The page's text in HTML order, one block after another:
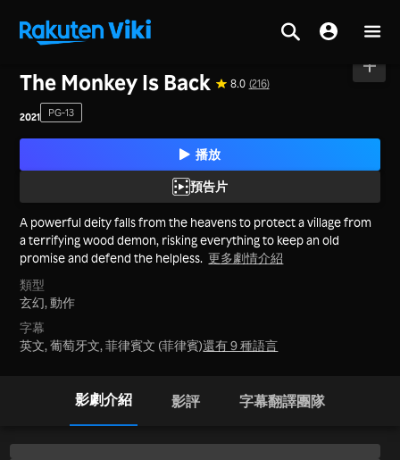
The Monkey Is Back 8.0 (216)
2021 PG-13
播放
預告片
A powerful deity falls from the heavens to protect a village from
a terrifying wood demon, risking everything to keep an old
promise and defend the helpless. 更多劇情介紹
類型
玄幻,動作
字幕
英文, 葡萄牙文, 菲律賓文 (菲律賓)還有 9 種語言
影劇介紹 影評 字幕翻譯團隊